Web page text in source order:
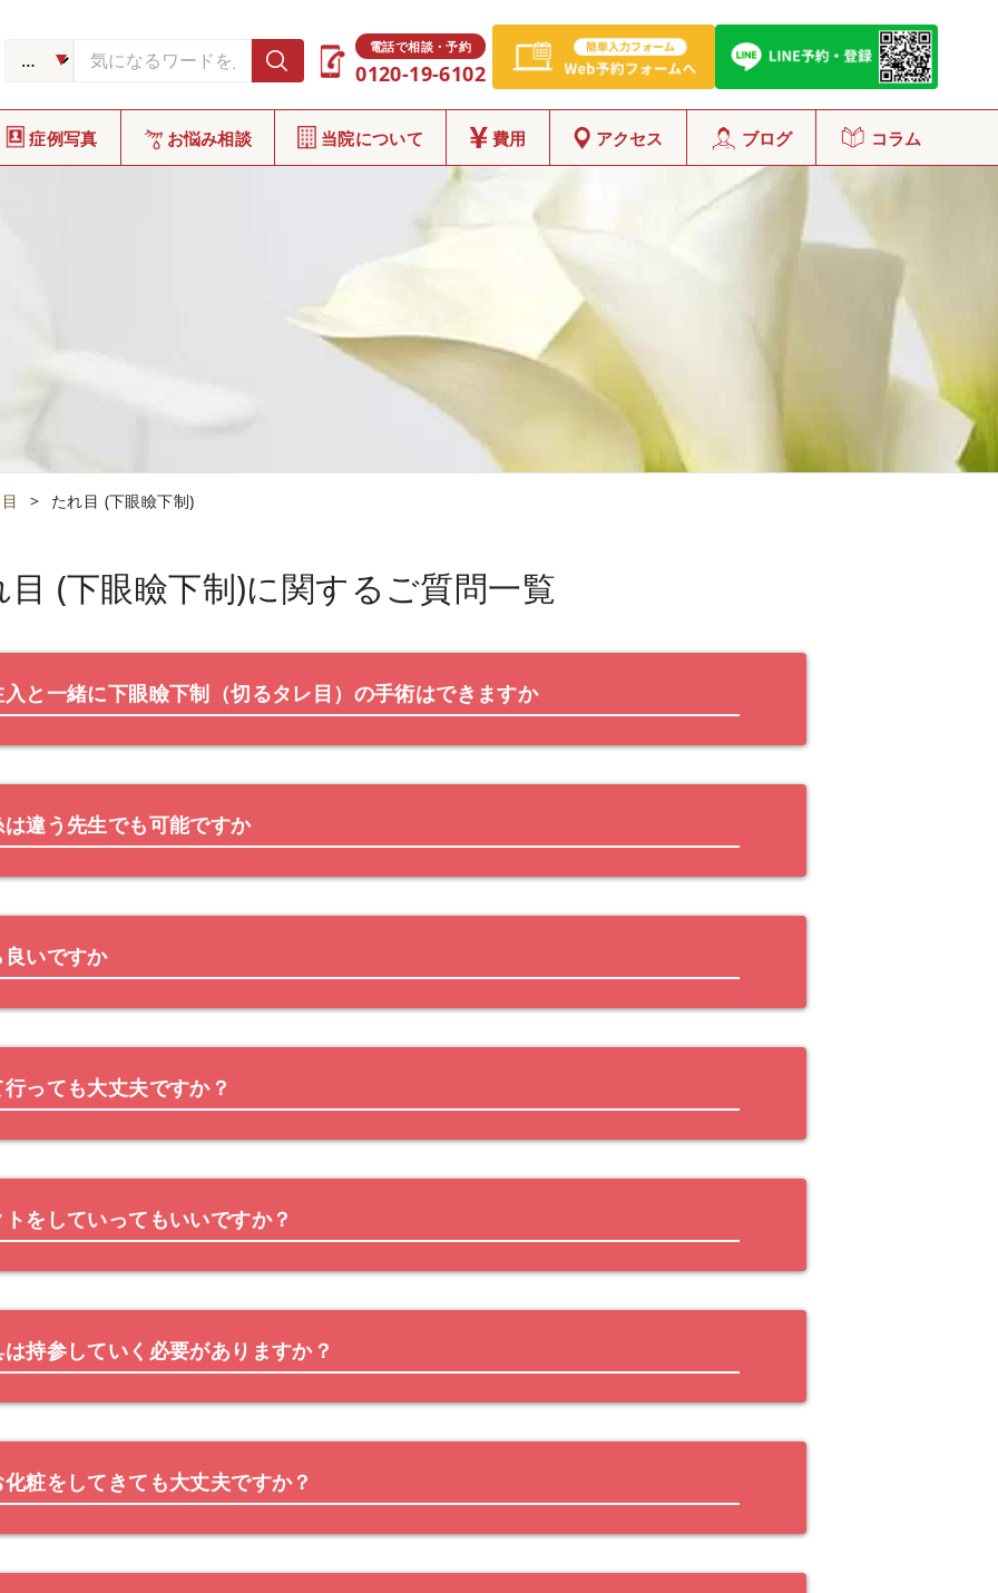
電話で相談・予約
0120-19-6102
症例写真 お悩み相談 当院について 費用 アクセス ブログ コラム
目 > たれ目 (下眼瞼下制)
目 (下眼瞼下制)に関するご質問一覧
と一緒に下眼瞼下制（切るタレ目）の手術はできますか
違う先生でも可能ですか
いですか
っても大丈夫ですか？
をしていってもいいですか？
持参していく必要がありますか？
粧をしてきても大丈夫ですか？